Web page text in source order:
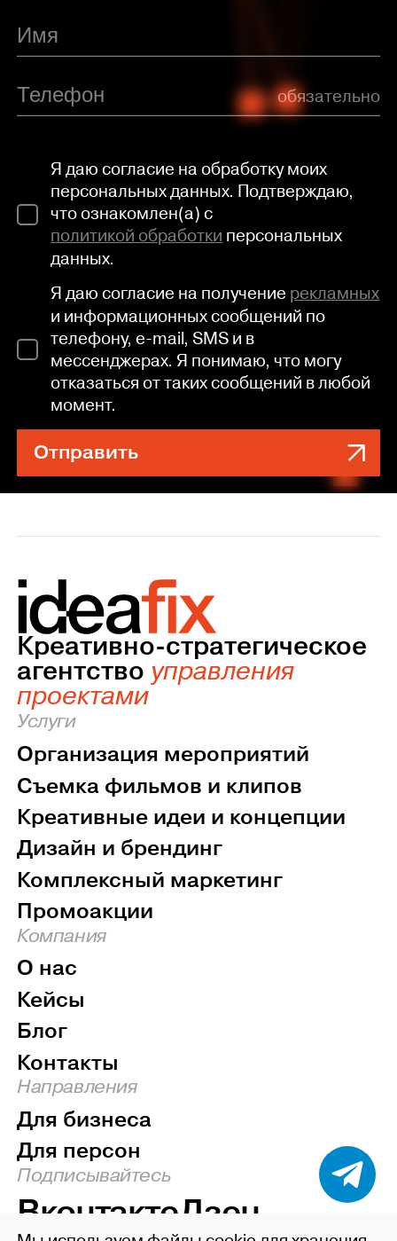
обязательно
Я даю согласие на обработку моих
персональных данных. Подтверждаю,
что ознакомлен(а) с
политикой обработкиперсональных
данных.
Я даю согласие на получение рекламных
и информационных сообщений по
телефону, e-mail, SMS и в
мессенджерах. Я понимаю, что могу
отказаться от таких сообщений в любой
момент.
Отправить
Креативно-стратегическое
агентство управления
проектами
Услуги
Организация мероприятий
Съемка фильмов и клипов
Креативные идеи и концепции
Дизайн и брендинг
Комплексный маркетинг
Промоакции
Компания
О нас
Кейсы
Блог
Контакты
Направления
Для бизнеса
Для персон
Подписывайтесь
ВконтактеДзен